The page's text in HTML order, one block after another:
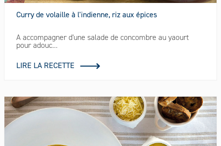
Curry de volaille à l'indienne, riz aux épices
A accompagner d'une salade de concombre au yaourt
pour adouc…
LIRE LA RECETTE